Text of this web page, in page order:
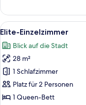
Vierbettzimmer
Alle
Fotos
für
Elite-
Einzelzimmer
anzeigen
8
Elite-Einzelzimmer
Blick auf die Stadt
28 m²
1 Schlafzimmer
Platz für 2 Personen
1 Queen-Bett